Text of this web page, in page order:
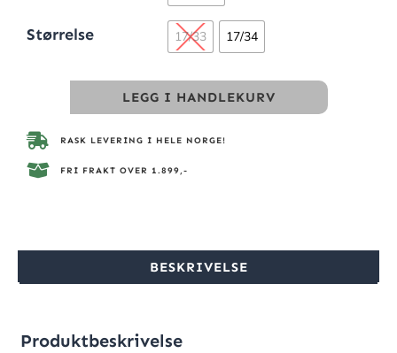
Størrelse 17/33 17/34
LEGG I HANDLEKURV
RASK LEVERING I HELE NORGE!
FRI FRAKT OVER 1.899,-
BESKRIVELSE
Produktbeskrivelse